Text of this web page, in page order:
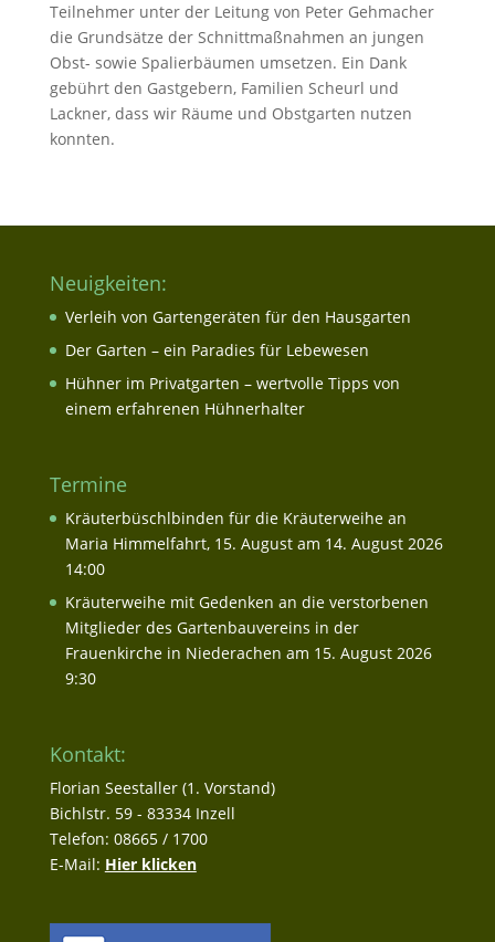
Teilnehmer unter der Leitung von Peter Gehmacher
die Grundsätze der Schnittmaßnahmen an jungen
Obst- sowie Spalierbäumen umsetzen. Ein Dank
gebührt den Gastgebern, Familien Scheurl und
Lackner, dass wir Räume und Obstgarten nutzen
konnten.
Neuigkeiten:
Verleih von Gartengeräten für den Hausgarten
Der Garten – ein Paradies für Lebewesen
Hühner im Privatgarten – wertvolle Tipps von
einem erfahrenen Hühnerhalter
Termine
Kräuterbüschlbinden für die Kräuterweihe an
Maria Himmelfahrt, 15. Augustam 14. August 2026
14:00
Kräuterweihe mit Gedenken an die verstorbenen
Mitglieder des Gartenbauvereins in der
Frauenkirche in Niederachen am 15. August 2026
9:30
Kontakt:
Florian Seestaller (1. Vorstand)
Bichlstr. 59 - 83334 Inzell
Telefon: 08665 / 1700
E-Mail: Hier klicken